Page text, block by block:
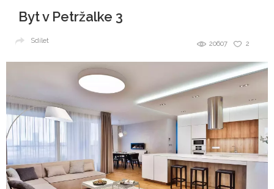
Byt v Petržalke 3
2
20607
Sdílet